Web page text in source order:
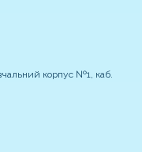
корпус №1, каб.